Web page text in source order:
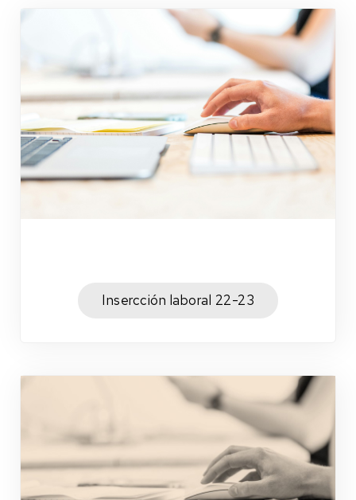
Insercción laboral 22-23